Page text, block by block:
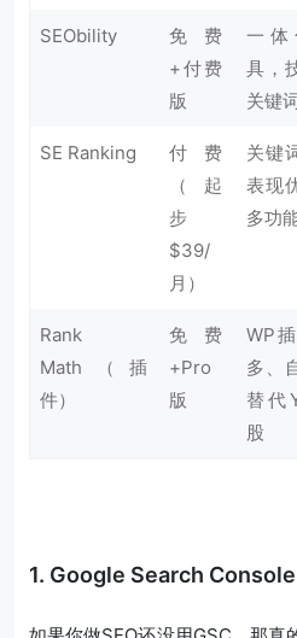
SEObility
免费
+付费
版
一体
具，
关键
SE Ranking
付费
（起
步
$39/
月）
关键
表现
多功
Rank
Math（插
件）
免费
+Pro
版
WP
多、
替代
股
1. Google Search Console